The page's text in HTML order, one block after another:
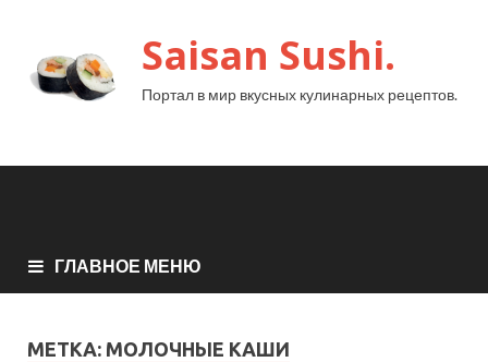
Saisan Sushi.
Портал в мир вкусных кулинарных рецептов.
ГЛАВНОЕ МЕНЮ
МЕТКА: МОЛОЧНЫЕ КАШИ